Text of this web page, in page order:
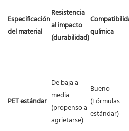
Especificación
del material
Resistencia
al impacto
(durabilidad)
química
PET estándar
De baja a
media
(propenso a
agrietarse)
Bueno
(Fórmulas
estándar)